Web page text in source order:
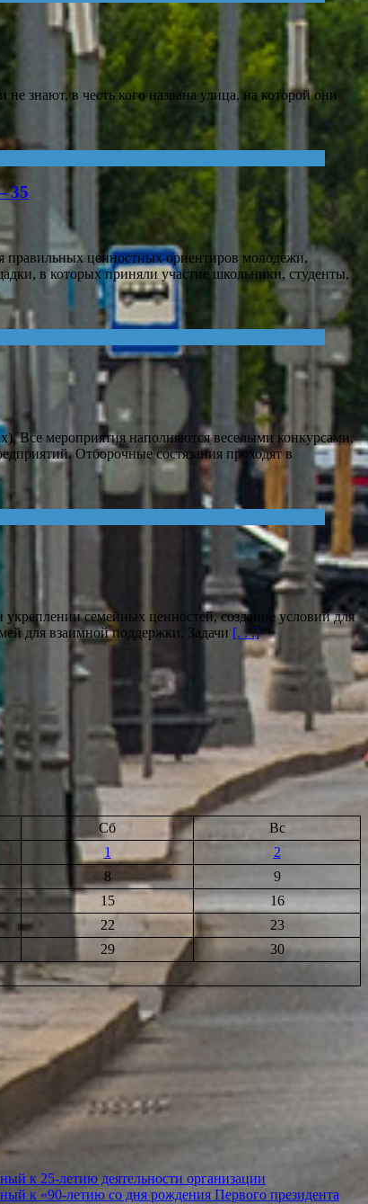
знают, в честь кого названа улица, на которой они
35
правильных ценностных ориентиров молодежи,
в которых приняли участие школьники, студенты,
Все мероприятия наполняются веселыми конкурсами,
Отборочные состязания проходят в
семейных ценностей, создание условий для
для взаимной поддержки. Задачи [. . .]
Сб
Вс
1
2
8
9
15
16
22
23
29
30
к 25-летию деятельности организации
к «90-летию со дня рождения Первого президента